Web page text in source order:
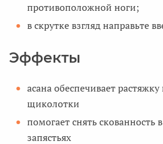
противоположной ноги;
в скрутке взгляд направьте
Эффекты
асана обеспечивает
щиколотки
помогает снять скованность
запястьях